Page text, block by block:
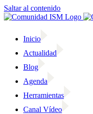
Saltar al contenido
Inicio
Actualidad
Blog
Agenda
Herramientas
Canal Vídeo